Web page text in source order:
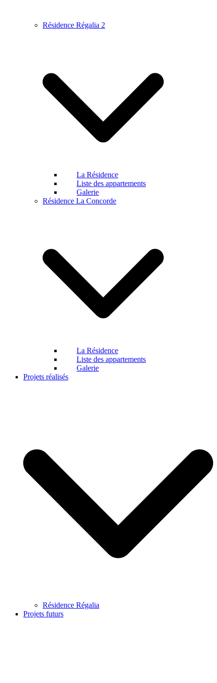
Résidence Régalia 2
La Résidence
Liste des appartements
Galerie
Résidence La Concorde
La Résidence
Liste des appartements
Galerie
Projets réalisés
Résidence Régalia
Projets futurs